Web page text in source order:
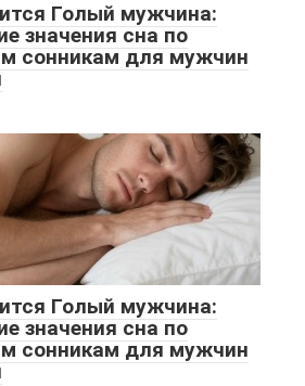
Голый мужчина:
значения сна по
сонникам для мужчин
Голый мужчина:
значения сна по
сонникам для мужчин